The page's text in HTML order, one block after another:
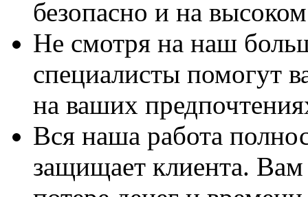
безопасно и на
Не смотря на наш
специалисты помогут
на ваших
Вся наша работа
защищает клиента. Вам